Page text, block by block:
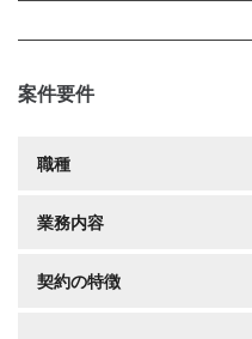
案件要件
職種
業務内容
契約の特徴